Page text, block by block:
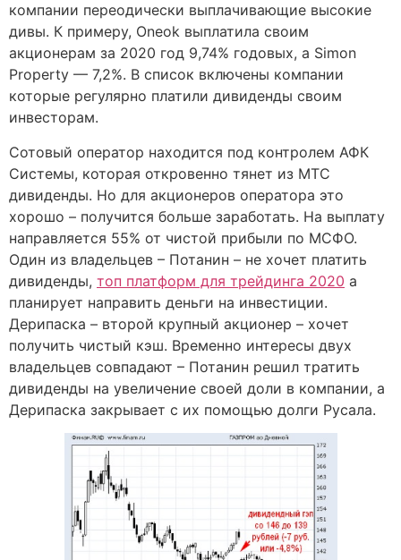
компании переодически выплачивающие высокие
дивы. К примеру, Oneok выплатила своим
акционерам за 2020 год 9,74% годовых, а Simon
Property — 7,2%. В список включены компании
которые регулярно платили дивиденды своим
инвесторам.
Сотовый оператор находится под контролем АФК
Системы, которая откровенно тянет из МТС
дивиденды. Но для акционеров оператора это
хорошо – получится больше заработать. На выплату
направляется 55% от чистой прибыли по МСФО.
Один из владельцев – Потанин – не хочет платить
дивиденды, топ платформ для трейдинга 2020 а
планирует направить деньги на инвестиции.
Дерипаска – второй крупный акционер – хочет
получить чистый кэш. Временно интересы двух
владельцев совпадают – Потанин решил тратить
дивиденды на увеличение своей доли в компании, а
Дерипаска закрывает с их помощью долги Русала.